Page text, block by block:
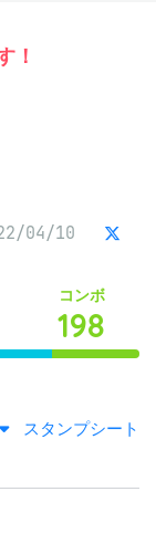
！
04/10
コンボ
198
スタンプシート